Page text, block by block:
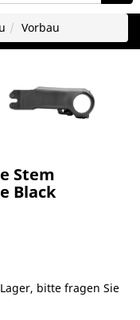
Vorbau
Stem
Black
bitte fragen Sie